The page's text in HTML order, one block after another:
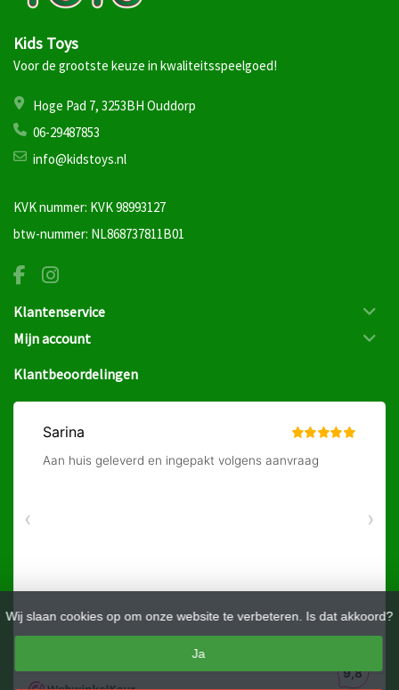
Wij slaan cookies op om onze website te verbeteren. Is dat akkoord?
Ja
Kids Toys
Voor de grootste keuze in kwaliteitsspeelgoed!
Hoge Pad 7, 3253BH Ouddorp
06-29487853
info@kidstoys.nl
KVK nummer: KVK 98993127
btw-nummer: NL868737811B01
Klantenservice
Mijn account
Klantbeoordelingen